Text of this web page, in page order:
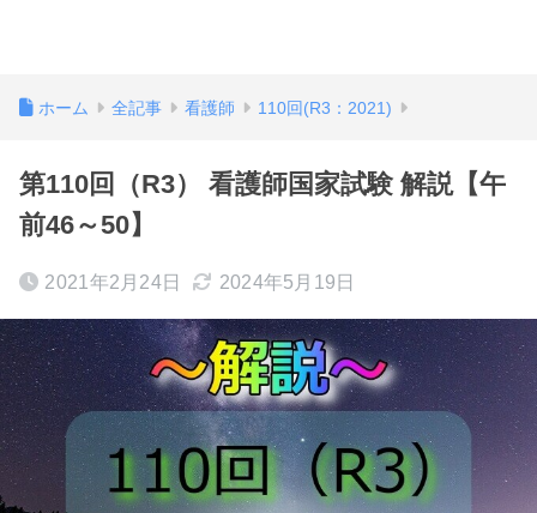
ホーム 全記事 看護師 110回(R3：2021)
第110回（R3） 看護師国家試験 解説【午
前46～50】
2021年2月24日 2024年5月19日